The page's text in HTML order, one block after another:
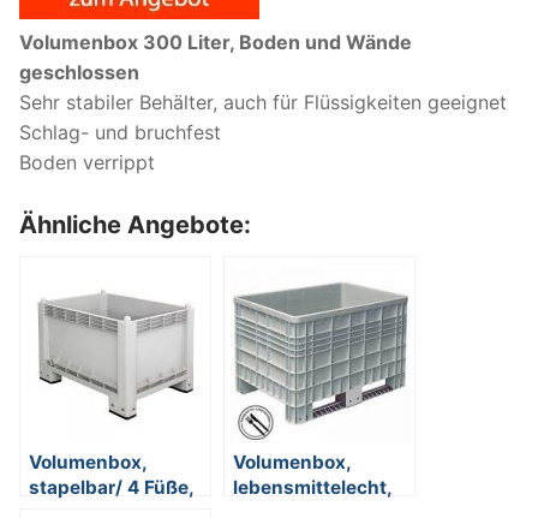
Volumenbox 300 Liter, Boden und Wände
geschlossen
Sehr stabiler Behälter, auch für Flüssigkeiten geeignet
Schlag- und bruchfest
Boden verrippt
Ähnliche Angebote:
Volumenbox,
stapelbar/ 4 Füße,
Volumenbox,
lebensmittelecht,